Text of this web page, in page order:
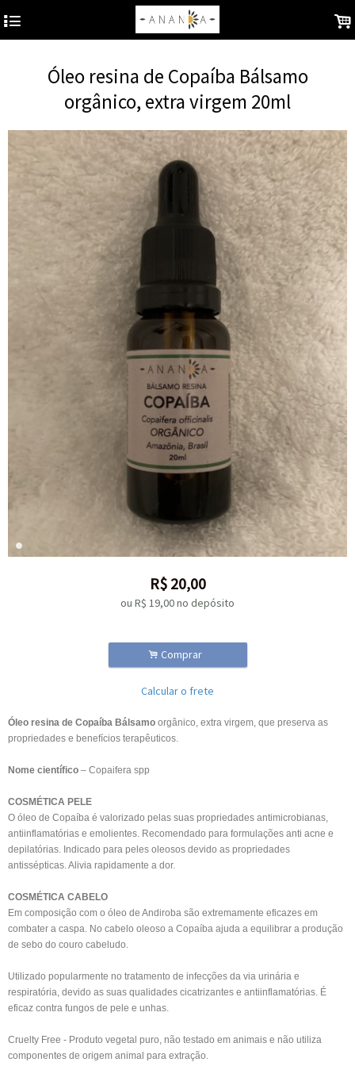
4 .
Óleo resina de Copaíba Bálsamo
orgânico, extra virgem 20ml
R$ 20,00
ou R$ 19,00no depósito
. Comprar
Calcular o frete
Óleo resina de Copaíba Bálsamo orgânico, extra virgem, que preserva as
propriedades e benefícios terapêuticos.
Nome científico – Copaifera spp
COSMÉTICA PELE
O óleo de Copaíba é valorizado pelas suas propriedades antimicrobianas,
antiinflamatórias e emolientes. Recomendado para formulações anti acne e
depilatórias. Indicado para peles oleosos devido as propriedades
antissépticas. Alivia rapidamente a dor.
COSMÉTICA CABELO
Em composição com o óleo de Andiroba são extremamente eficazes em
combater a caspa. No cabelo oleoso a Copaíba ajuda a equilibrar a produção
de sebo do couro cabeludo.
Utilizado popularmente no tratamento de infecções da via urinária e
respiratória, devido as suas qualidades cicatrizantes e antiinflamatórias. É
eficaz contra fungos de pele e unhas.
Cruelty Free - Produto vegetal puro, não testado em animais e não utiliza
componentes de origem animal para extração.